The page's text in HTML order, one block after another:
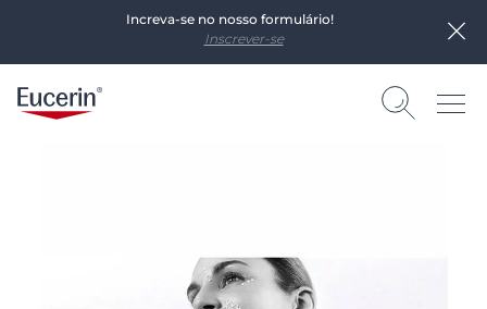
Increva-se no nosso formulário!
Inscrever-se